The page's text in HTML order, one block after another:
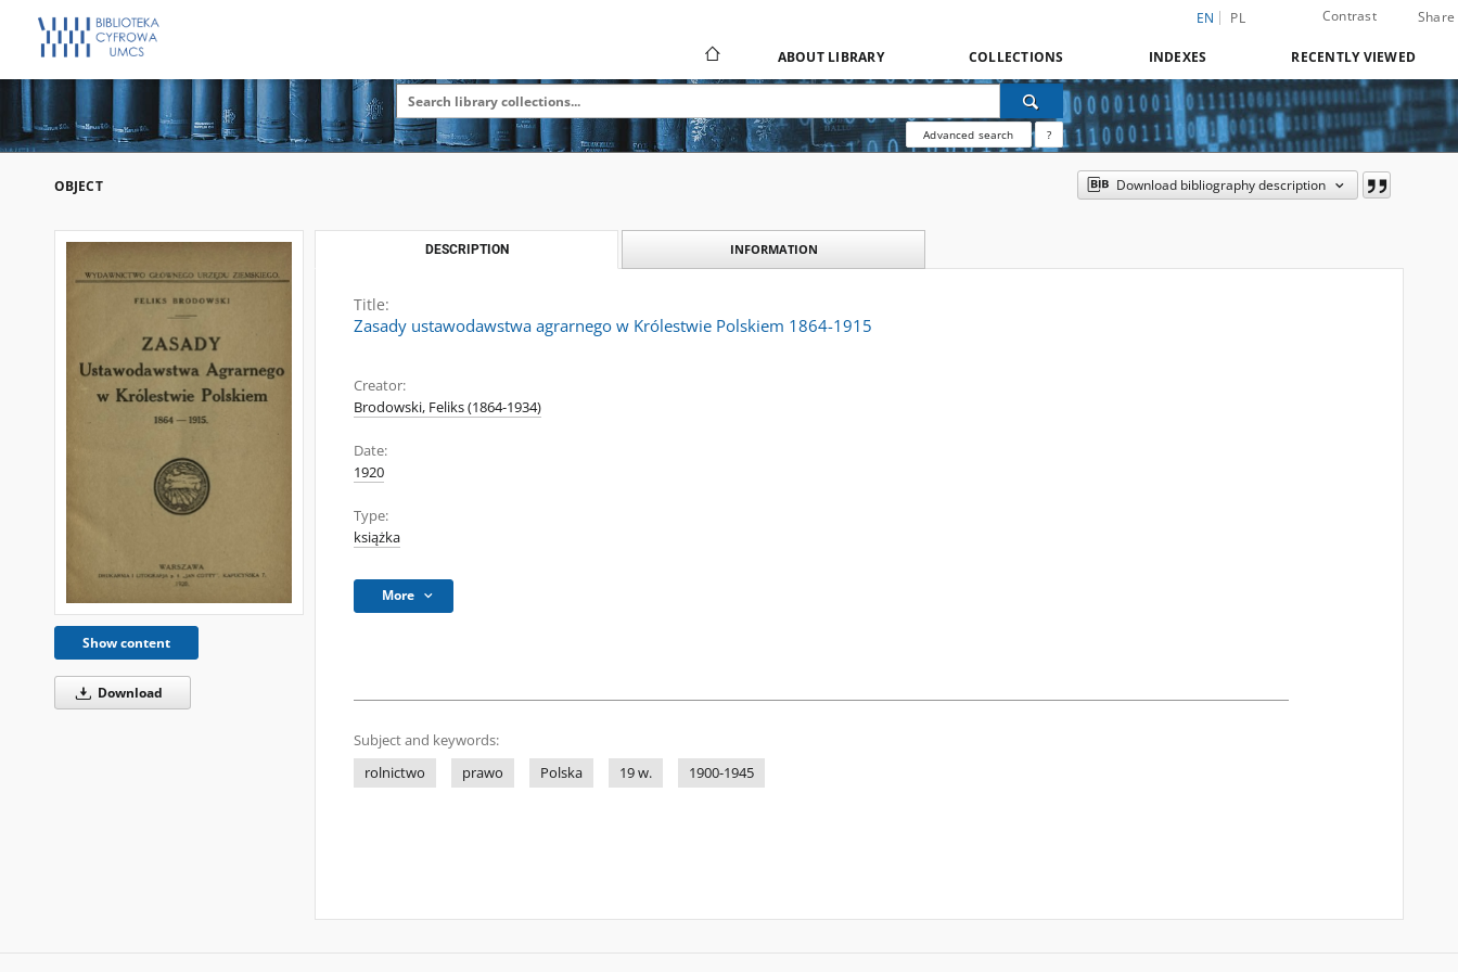
EN PL Contrast Share
ABOUT LIBRARY COLLECTIONS INDEXES RECENTLY VIEWED
Advanced search ?
OBJECT Download bibliography description
Show content
Download
DESCRIPTION INFORMATION
Title:
Zasady ustawodawstwa agrarnego w Królestwie Polskiem 1864-1915
Creator:
Brodowski, Feliks (1864-1934)
Date:
1920
Type:
książka
More
Subject and keywords:
rolnictwo
prawo Polska 19 w. 1900-1945